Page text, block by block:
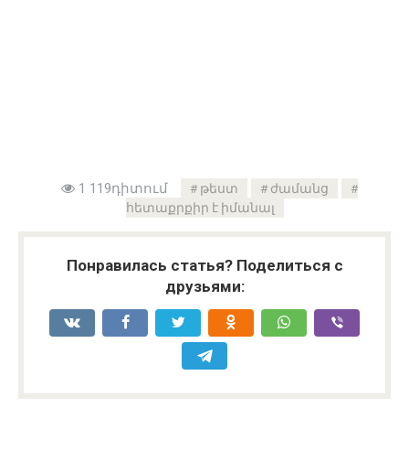
1 119դիտում թեստ
ժամանց
հետաքրքիր է իմանալ
Понравилась статья? Поделиться с
друзьями: